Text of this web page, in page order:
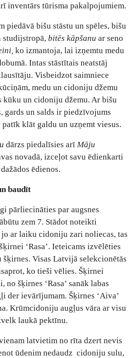
inventārs tūrisma pakalpojumiem.
piedāvā bišu stāstu un spēles, bišu
studijstropā, bitēs kāpšanu ar seno
ko izmantoja, lai izņemtu medu
Intas stāstītais neatstāj
Visbeidzot saimniece
medu un cidoniju džemu
kūku un cidoniju džemu. Ar bišu
gards un salds ir piedzīvojums
patīk klāt galdu un uzņemt viesus.
dārzs piedalīsies arī Māju
novadā, izceļot savu ēdienkarti
ēdienos.
baudīt
pārliecināties par augsnes
zem 7. Stādot noteikti
ar laiku cidoniju zari noliecas, tas
‘Rasa’. Ieteicams izvēlēties
Visas Latvijā selekcionētās
ko tieši vēlies. Šķirnei
no šķirnes ‘Rasa’ sanāk labas
der ievārījumam. Šķirnes ‘Aiva’
Krūmcidoniju augļus vāra ar visu
laukā pektīnu.
latvietim no rīta dzert nevis
ūdenim nedaudz cidoniju sulu,